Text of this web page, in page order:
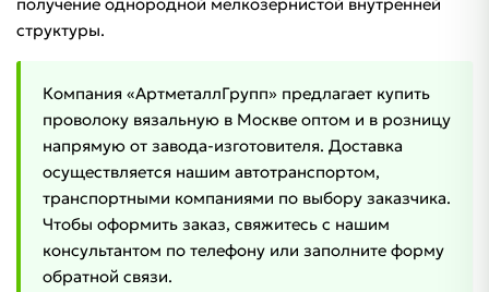
структуры.
Компания «АртметаллГрупп» предлагает купить
проволоку вязальную в Москве оптом и в розницу
напрямую от завода-изготовителя. Доставка
осуществляется нашим автотранспортом,
транспортными компаниями по выбору заказчика.
Чтобы оформить заказ, свяжитесь с нашим
консультантом по телефону или заполните форму
обратной связи.